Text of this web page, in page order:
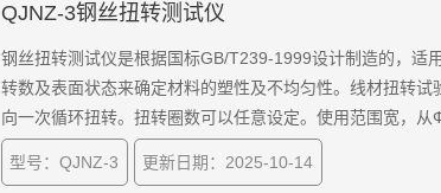
QJNZ-3钢丝扭转测试仪
钢丝扭转测试仪是根据国标GB/T239-1999设计制造的，适
转数及表面状态来确定材料的塑性及不均匀性。线材扭转
向一次循环扭转。扭转圈数可以任意设定。使用范围宽，
钢丝绳的解股试验功能。
型号：QJNZ-3
更新日期：2025-10-14